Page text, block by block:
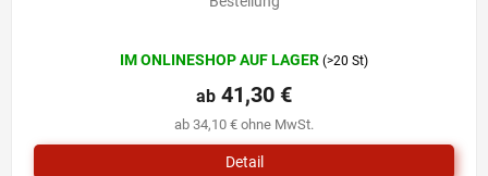
durchschnittliche
Produktbewertung
ist
4,9
von
5
IM ONLINESHOP AUF LAGER (>20 St)
ab 34,10 € ohne MwSt.
ab 41,30 €
Detail